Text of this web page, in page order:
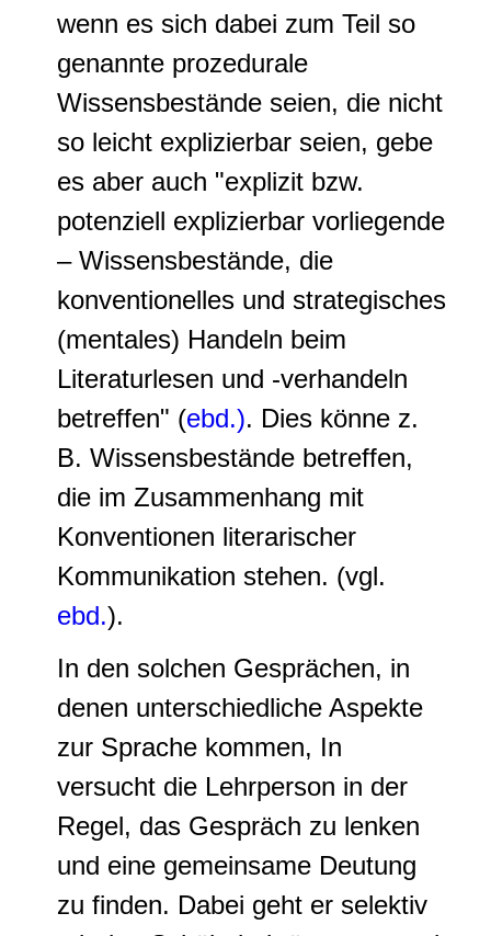
wenn es sich dabei zum Teil so
genannte prozedurale
Wissensbestände seien, die nicht
so leicht explizierbar seien, gebe
es aber auch "explizit bzw.
potenziell explizierbar vorliegende
– Wissensbestände, die
konventionelles und strategisches
(mentales) Handeln beim
Literaturlesen und -verhandeln
betreffen" (ebd.). Dies könne z.
B. Wissensbestände betreffen,
die im Zusammenhang mit
Konventionen literarischer
Kommunikation stehen. (vgl.
ebd.).
In den solchen Gesprächen, in
denen unterschiedliche Aspekte
zur Sprache kommen, In
versucht die Lehrperson in der
Regel, das Gespräch zu lenken
und eine gemeinsame Deutung
zu finden. Dabei geht er selektiv